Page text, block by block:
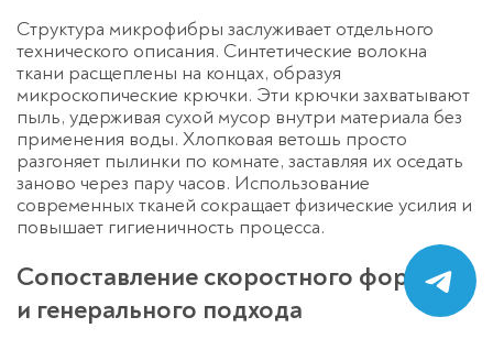
Структура микрофибры заслуживает отдельного
технического описания. Синтетические волокна
ткани расщеплены на концах, образуя
микроскопические крючки. Эти крючки захватывают
пыль, удерживая сухой мусор внутри материала без
применения воды. Хлопковая ветошь просто
разгоняет пылинки по комнате, заставляя их оседать
заново через пару часов. Использование
современных тканей сокращает физические усилия и
повышает гигиеничность процесса.
Сопоставление скоростного формата
и генерального подхода